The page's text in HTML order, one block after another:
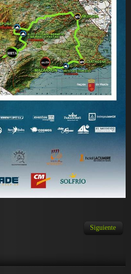
Siguiente